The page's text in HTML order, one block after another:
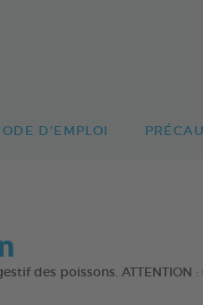
D'EMPLOI
des poissons. ATTENTION :